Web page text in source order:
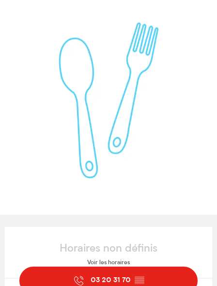
Horaires non définis
Voir les horaires
03 20 31 70 ▒▒